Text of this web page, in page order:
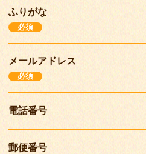
ふりがな
必須
メールアドレス
必須
電話番号
郵便番号